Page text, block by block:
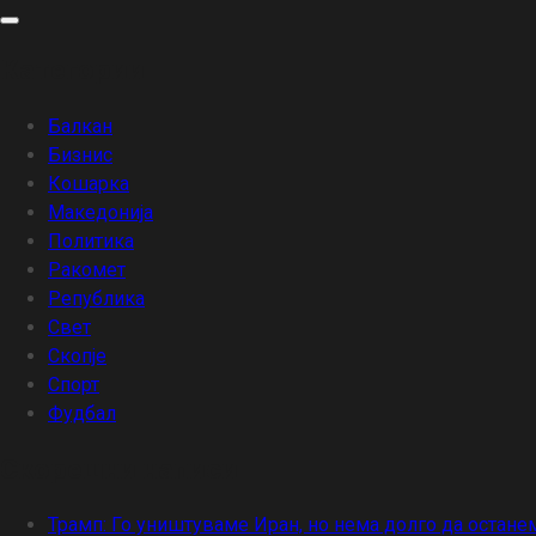
Skip
Балкан
Бизнис
Кошарка
Македонија
Политика
Ракомет
Република
Свет
Скопје
Спорт
Фудбал
Трамп: Го уништуваме Иран, но нема долго да